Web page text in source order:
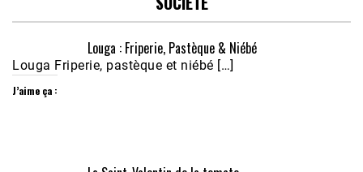
Louga : Friperie, Pastèque & Niébé
Louga Friperie, pastèque et niébé […]
J’aime ça :